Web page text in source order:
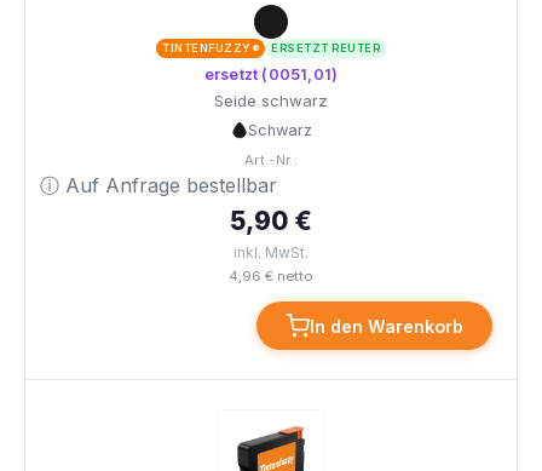
TINTENFUZZY® ERSETZT REUTER
ersetzt (0051,01)
Seide schwarz
Schwarz
Art.-Nr.:
ⓘ Auf Anfrage bestellbar
5,90 €
inkl. MwSt.
4,96 € netto
In den Warenkorb